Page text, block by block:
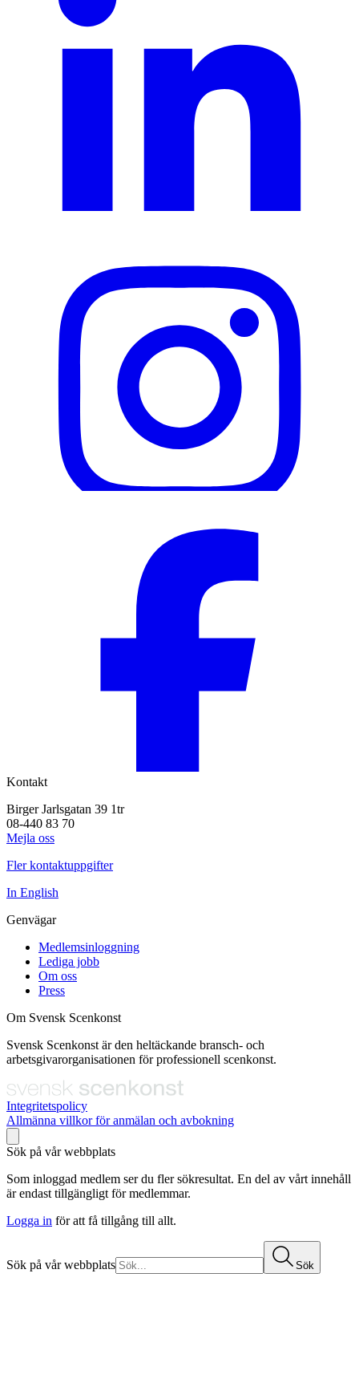
Kontakt
Birger Jarlsgatan 39 1tr
08-440 83 70
Mejla oss
Fler kontaktuppgifter
In English
Genvägar
Medlemsinloggning
Lediga jobb
Om oss
Press
Om Svensk Scenkonst
Svensk Scenkonst är den heltäckande bransch- och
arbetsgivarorganisationen för professionell scenkonst.
Integritetspolicy
Allmänna villkor för anmälan och avbokning
Sök på vår webbplats
Som inloggad medlem ser du fler sökresultat. En del av vårt innehåll
är endast tillgängligt för medlemmar.
Logga in för att få tillgång till allt.
Sök på vår webbplats Sök